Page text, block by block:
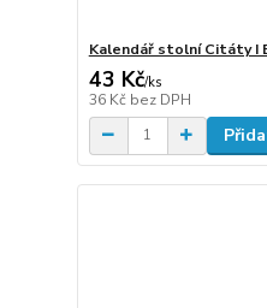
Kalendář stolní Citáty I
43 Kč/ks
36 Kč bez DPH